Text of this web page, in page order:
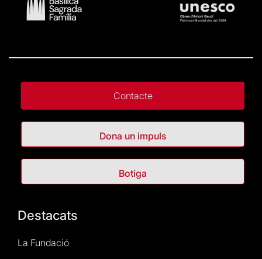
Contacte
Dona un impuls
Botiga
Destacats
La Fundació